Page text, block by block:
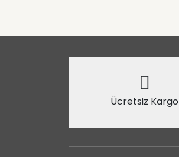
Ücretsiz Kargo